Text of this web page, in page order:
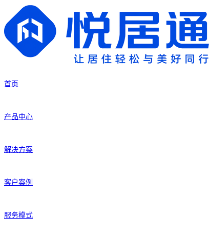
首页
产品中心
解决方案
客户案例
服务模式